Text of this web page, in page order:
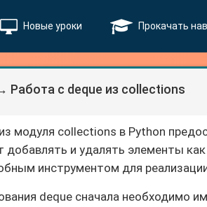
Новые уроки Прокачать
Работа с deque из collections
модуля collections в Python
добавлять и удалять элементы
инструментом для
deque сначала необходимо